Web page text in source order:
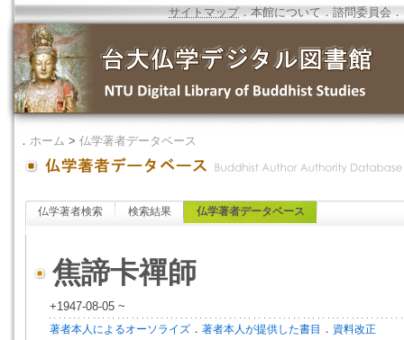
サイトマップ．本館について ．諮問委員会 ．
． ホーム > 仏学著者データベース
仏学著者検索 検索結果 仏学著者データベース
焦諦卡禪師
+1947-08-05 ~
著者本人によるオーソライズ ． 著者本人が提供した書目 ． 資料改正